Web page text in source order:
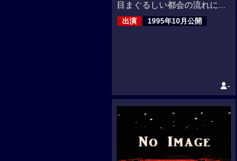
目まぐるしい都会の流れに...
出演 1995年10月公開
-